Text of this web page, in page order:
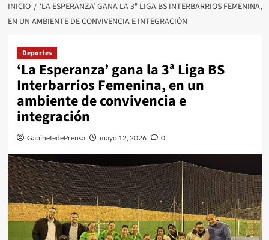
INICIO
‘LA ESPERANZA’ GANA LA 3ª LIGA BS INTERBARRIOS FEMENINA,
EN UN AMBIENTE DE CONVIVENCIA E INTEGRACIÓN
Deportes
‘La Esperanza’ gana la 3ª Liga BS
Interbarrios Femenina, en un
ambiente de convivencia e
integración
GabinetedePrensa mayo 12, 2026 0